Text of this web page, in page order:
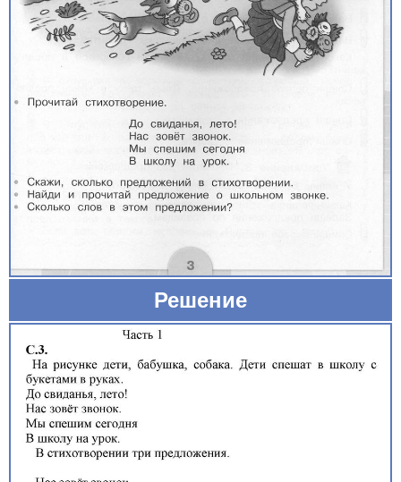
Решение